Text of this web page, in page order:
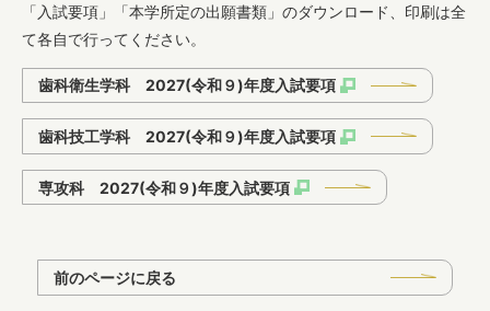
歯科衛生学科
専攻科
「入試要項」「本学所定の出願書類」のダウンロード、印刷は全
て各自で行ってください。
歯科衛生学科 2027(令和９)年度入試要項
歯科技工学科 2027(令和９)年度入試要項
専攻科 2027(令和９)年度入試要項
前のページに戻る